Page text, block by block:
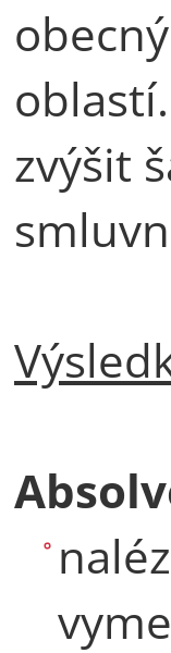
zvýšit